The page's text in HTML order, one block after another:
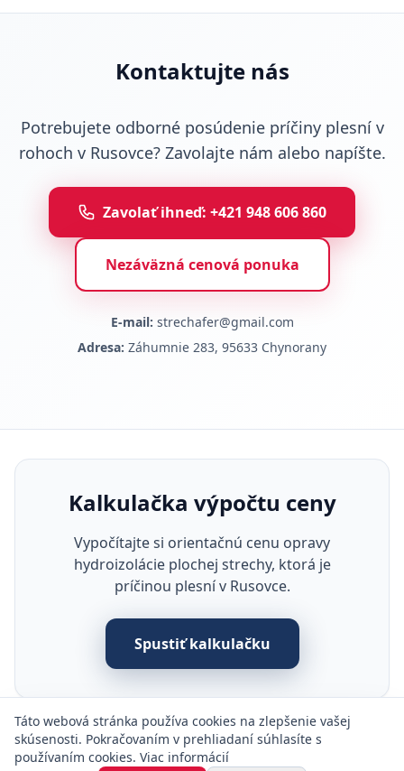
Kontaktujte nás
Potrebujete odborné posúdenie príčiny plesní v
rohoch v Rusovce? Zavolajte nám alebo napíšte.
Zavolať ihneď: +421 948 606 860
Nezáväzná cenová ponuka
E-mail: strechafer@gmail.com
Adresa: Záhumnie 283, 95633 Chynorany
Kalkulačka výpočtu ceny
Vypočítajte si orientačnú cenu opravy
hydroizolácie plochej strechy, ktorá je
príčinou plesní v Rusovce.
Spustiť kalkulačku
Táto webová stránka používa cookies na zlepšenie vašej
skúsenosti. Pokračovaním v prehliadaní súhlasíte s
používaním cookies. Viac informácií